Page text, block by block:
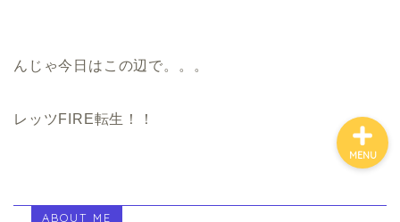
んじゃ今日はこの辺で。。。
レッツFIRE転生！！
ABOUT ME
MENU